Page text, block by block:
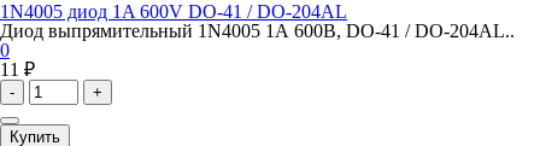
1N4005 диод 1A 600V DO-41 / DO-204AL
Диод выпрямительный 1N4005 1А 600В, DO-41 / DO-204AL..
0
11 ₽
- +
Купить